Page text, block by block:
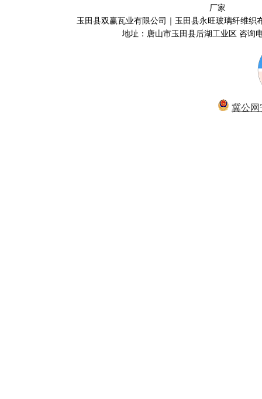
厂家
玉田县双赢瓦业有限公司｜玉田县永旺玻璃纤维织
地址：唐山市玉田县后湖工业区 咨询
冀公网